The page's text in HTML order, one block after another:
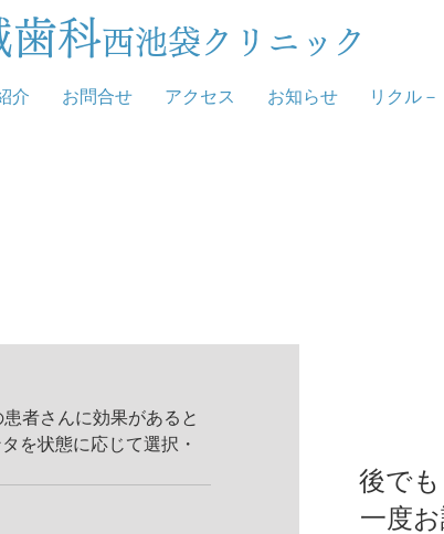
歯科西池袋クリニック
介 お問合せ アクセス お知らせ リクル－
者さんに効果があると
を状態に応じて選択・
後でも
一度